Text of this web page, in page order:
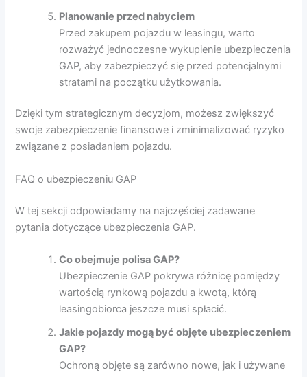
Planowanie przed nabyciem
Przed zakupem pojazdu w leasingu, warto
rozważyć jednoczesne wykupienie ubezpieczenia
GAP, aby zabezpieczyć się przed potencjalnymi
stratami na początku użytkowania.
Dzięki tym strategicznym decyzjom, możesz zwiększyć
swoje zabezpieczenie finansowe i zminimalizować ryzyko
związane z posiadaniem pojazdu.
FAQ o ubezpieczeniu GAP
W tej sekcji odpowiadamy na najczęściej zadawane
pytania dotyczące ubezpieczenia GAP.
Co obejmuje polisa GAP?
Ubezpieczenie GAP pokrywa różnicę pomiędzy
wartością rynkową pojazdu a kwotą, którą
leasingobiorca jeszcze musi spłacić.
Jakie pojazdy mogą być objęte ubezpieczeniem
GAP?
Ochroną objęte są zarówno nowe, jak i używane